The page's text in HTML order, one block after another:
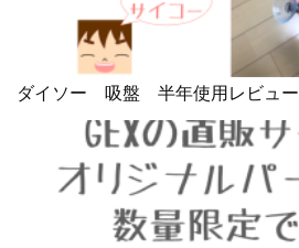
ダイソー 吸盤 半年使用レビュー